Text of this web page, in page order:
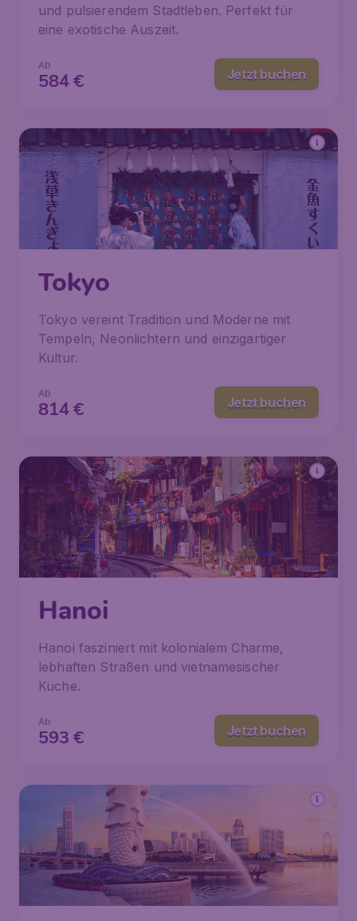
und pulsierendem Stadtleben. Perfekt für
eine exotische Auszeit.
€
584
Ab
Jetzt buchen
Tokyo
Tokyo vereint Tradition und Moderne mit
Tempeln, Neonlichtern und einzigartiger
Kultur.
€
814
Ab
Jetzt buchen
Hanoi
Hanoi fasziniert mit kolonialem Charme,
lebhaften Straßen und vietnamesischer
Küche.
€
593
Ab
Jetzt buchen